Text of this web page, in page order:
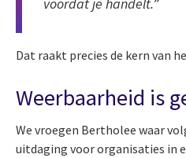
Dat raakt precies de kern van
Weerbaarheid is
We vroegen Bertholee waar
uitdaging voor organisaties in